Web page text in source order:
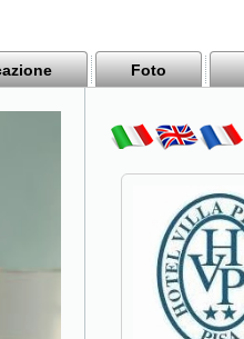
Foto